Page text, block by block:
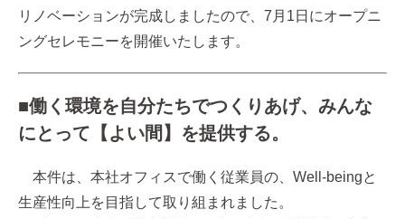
リノベーションが完成しましたので、7月1日にオープニ
ングセレモニーを開催いたします。
■働く環境を自分たちでつくりあげ、みんな
にとって【よい間】を提供する。
本件は、本社オフィスで働く従業員の、Well-beingと
生産性向上を目指して取り組まれました。